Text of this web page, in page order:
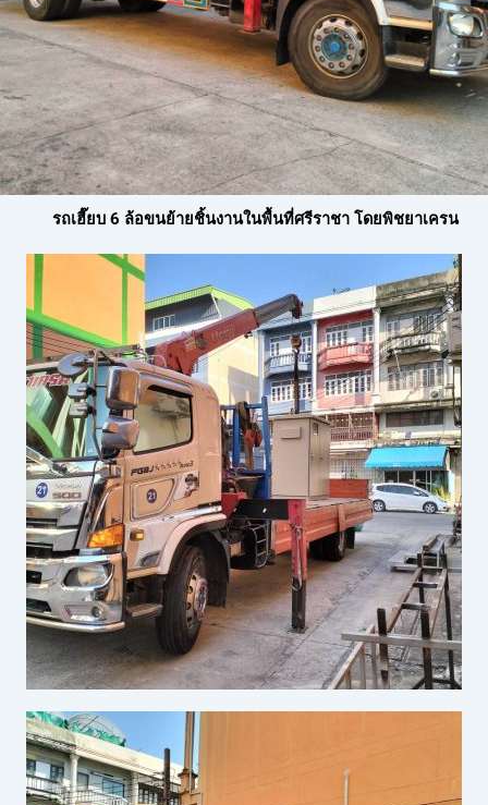
รถเฮี๊ยบ 6 ล้อขนย้ายชิ้นงานในพื้นที่ศรีราชา โดยพิชยาเครน